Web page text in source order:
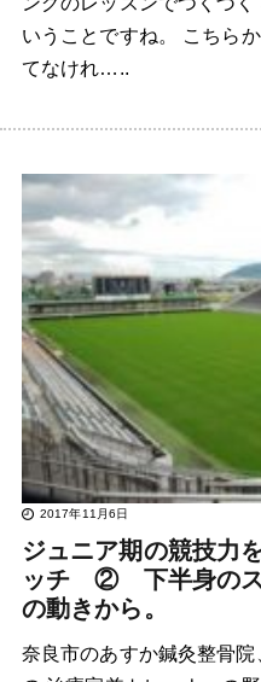
いうことですね。 こちら
てなけれ…..
2017年11月6日
ジュニア期の競技力
ッチ ② 下半身のス
の動きから。
奈良市のあすか鍼灸整骨